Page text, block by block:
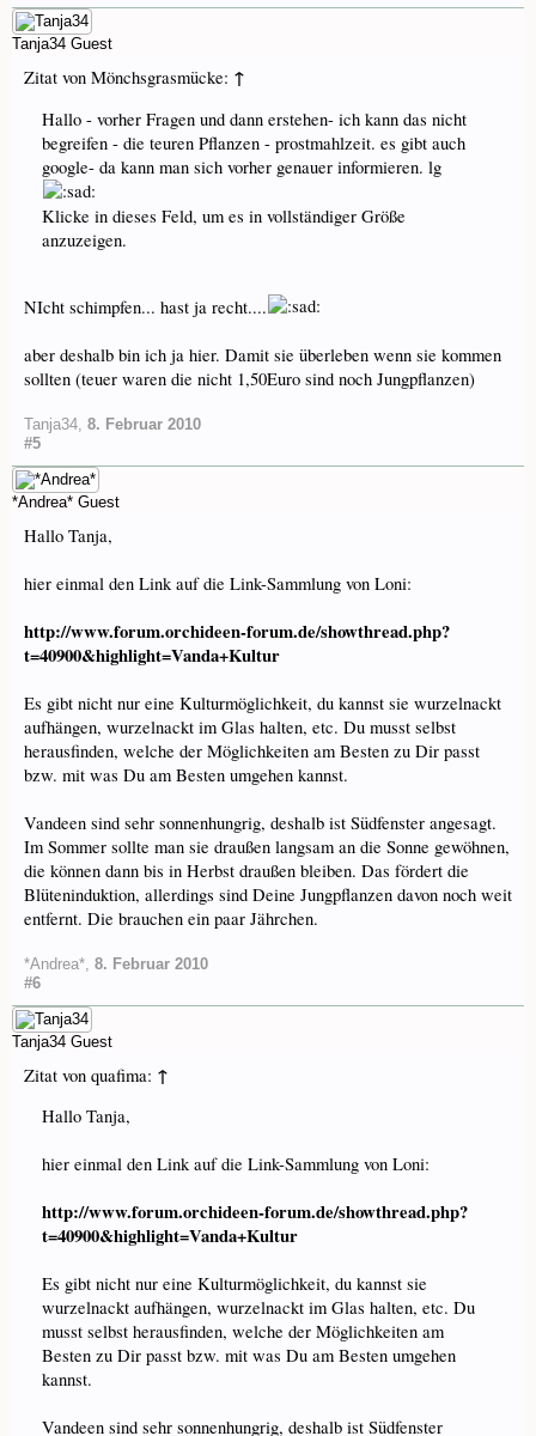
Tanja34 Guest
Zitat von Mönchsgrasmücke: ↑
Hallo - vorher Fragen und dann erstehen- ich kann das nicht
begreifen - die teuren Pflanzen - prostmahlzeit. es gibt auch
google- da kann man sich vorher genauer informieren. lg
Klicke in dieses Feld, um es in vollständiger Größe
anzuzeigen.
NIcht schimpfen... hast ja recht....
aber deshalb bin ich ja hier. Damit sie überleben wenn sie kommen
sollten (teuer waren die nicht 1,50Euro sind noch Jungpflanzen)
Tanja34 8. Februar 2010
#5
*Andrea* Guest
Hallo Tanja,
hier einmal den Link auf die Link-Sammlung von Loni:
http://www.forum.orchideen-forum.de/showthread.php?
t=40900&highlight=Vanda+Kultur
Es gibt nicht nur eine Kulturmöglichkeit, du kannst sie wurzelnackt
aufhängen, wurzelnackt im Glas halten, etc. Du musst selbst
herausfinden, welche der Möglichkeiten am Besten zu Dir passt
bzw. mit was Du am Besten umgehen kannst.
Vandeen sind sehr sonnenhungrig, deshalb ist Südfenster angesagt.
Im Sommer sollte man sie draußen langsam an die Sonne gewöhnen,
die können dann bis in Herbst draußen bleiben. Das fördert die
Blüteninduktion, allerdings sind Deine Jungpflanzen davon noch weit
entfernt. Die brauchen ein paar Jährchen.
*Andrea* 8. Februar 2010
#6
Tanja34 Guest
Zitat von quafima: ↑
Hallo Tanja,
hier einmal den Link auf die Link-Sammlung von Loni:
http://www.forum.orchideen-forum.de/showthread.php?
t=40900&highlight=Vanda+Kultur
Es gibt nicht nur eine Kulturmöglichkeit, du kannst sie
wurzelnackt aufhängen, wurzelnackt im Glas halten, etc. Du
musst selbst herausfinden, welche der Möglichkeiten am
Besten zu Dir passt bzw. mit was Du am Besten umgehen
kannst.
Vandeen sind sehr sonnenhungrig, deshalb ist Südfenster